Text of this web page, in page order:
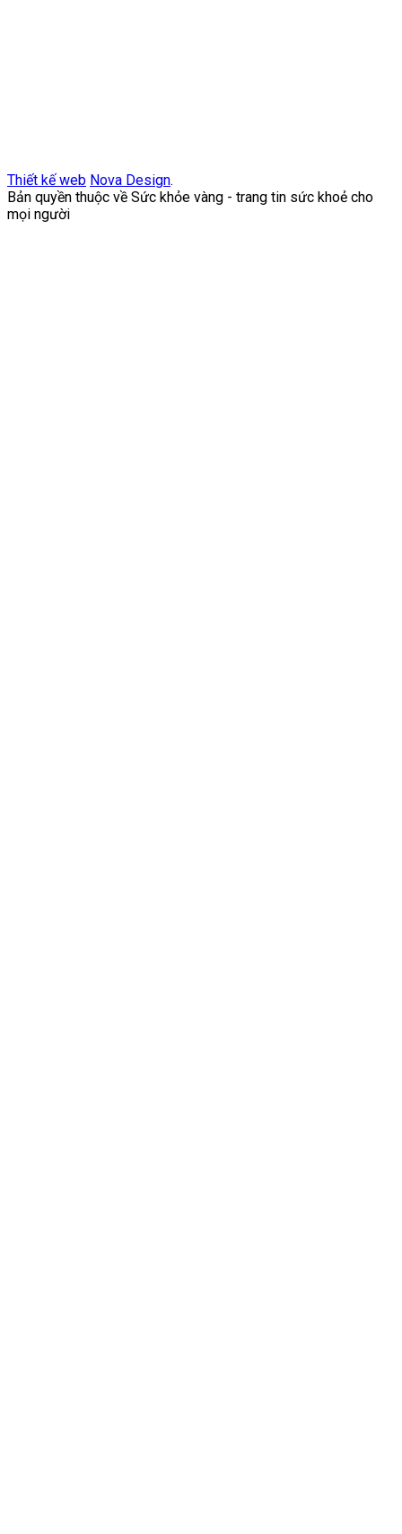
Thiết kế web Nova Design.
Bản quyền thuộc về Sức khỏe vàng - trang tin sức khoẻ cho
mọi người